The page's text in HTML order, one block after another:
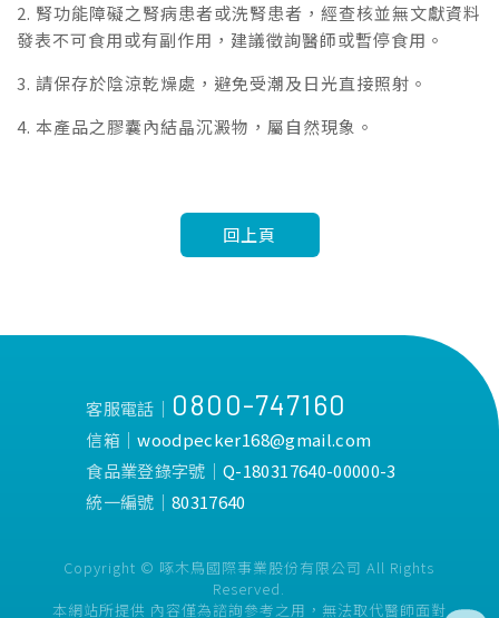
2. 腎功能障礙之腎病患者或洗腎患者，經查核並無文獻資料
發表不可食用或有副作用，建議徵詢醫師或暫停食用。
3. 請保存於陰涼乾燥處，避免受潮及日光直接照射。
4. 本產品之膠囊內結晶沉澱物，屬自然現象。
回上頁
客服電話│ 0800-747160
信箱│woodpecker168@gmail.com
食品業登錄字號│Q-180317640-00000-3
統一編號│80317640
Copyright © 啄木鳥國際事業股份有限公司 All Rights
Reserved.
本網站所提供 內容僅為諮詢參考之用，無法取代醫師面對